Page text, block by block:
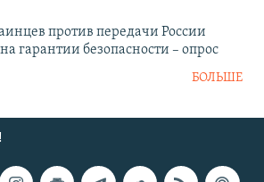
против передачи России
гарантии безопасности – опрос
БОЛЬШЕ